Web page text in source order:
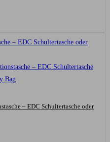
– EDC Schultertasche oder